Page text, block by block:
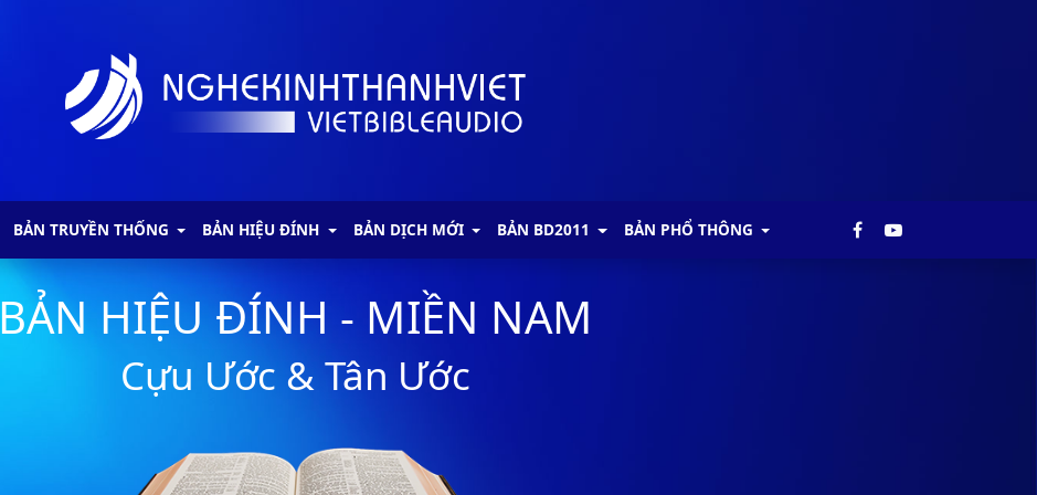
BẢN TRUYỀN THỐNG BẢN HIỆU ĐÍNH BẢN DỊCH MỚI BẢN BD2011 BẢN PHỔ THÔNG
BẢN HIỆU ĐÍNH - MIỀN NAM
Cựu Ước & Tân Ước